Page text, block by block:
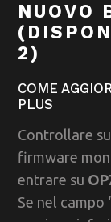
NUOVO
2)
COME
PLUS
Controllare
firmware
entrare su
Se nel campo